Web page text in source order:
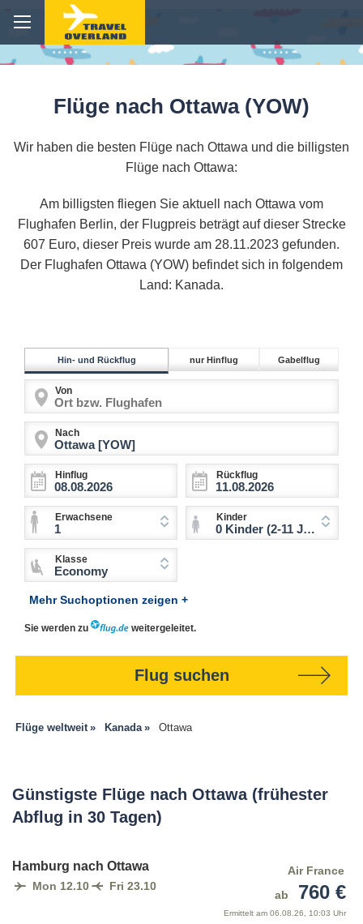
Flüge nach Ottawa (YOW)
Wir haben die besten Flüge nach Ottawa und die billigsten
Flüge nach Ottawa:
Am billigsten fliegen Sie aktuell nach Ottawa vom
Flughafen Berlin, der Flugpreis beträgt auf dieser Strecke
607 Euro, dieser Preis wurde am 28.11.2023 gefunden.
Der Flughafen Ottawa (YOW) befindet sich in folgendem
Land: Kanada.
Hin- und Rückflug nur Hinflug Gabelflug
Von
Nach
Hinflug Rückflug
Erwachsene
1
Kinder
0 Kinder (2-11 Jahre)
Klasse
Economy
Mehr Suchoptionen zeigen +
Sie werden zu weitergeleitet.
Flug suchen
Flüge weltweit Kanada Ottawa
Günstigste Flüge nach Ottawa (frühester
Abflug in 30 Tagen)
Hamburg nach Ottawa
Mon 12.10 Fri 23.10
Air France
ab
760 €
Ermittelt am 06.08.26, 10:03 Uhr